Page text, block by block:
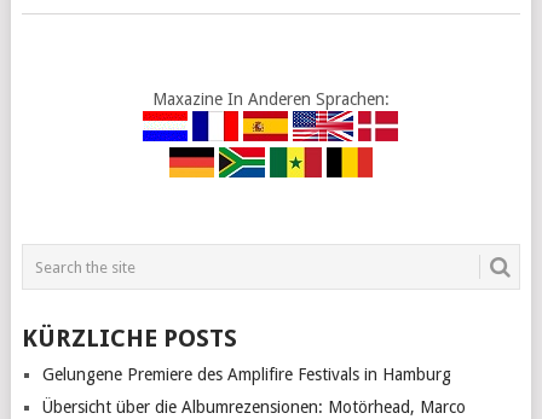
Maxazine In Anderen Sprachen:
KÜRZLICHE POSTS
Gelungene Premiere des Amplifire Festivals in Hamburg
Übersicht über die Albumrezensionen: Motörhead, Marco